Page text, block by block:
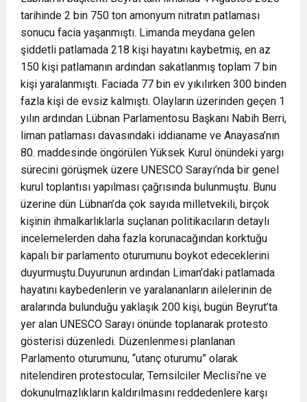
tarihinde 2 bin 750 ton amonyum nitratın patlaması
sonucu facia yaşanmıştı. Limanda meydana gelen
şiddetli patlamada 218 kişi hayatını kaybetmiş, en az
150 kişi patlamanın ardından sakatlanmış toplam 7 bin
kişi yaralanmıştı. Faciada 77 bin ev yıkılırken 300 binden
fazla kişi de evsiz kalmıştı. Olayların üzerinden geçen 1
yılın ardından Lübnan Parlamentosu Başkanı Nabih Berri,
liman patlaması davasındaki iddianame ve Anayasa’nın
80. maddesinde öngörülen Yüksek Kurul önündeki yargı
sürecini görüşmek üzere UNESCO Sarayı’nda bir genel
kurul toplantısı yapılması çağrısında bulunmuştu. Bunu
üzerine dün Lübnan’da çok sayıda milletvekili, birçok
kişinin ihmalkarlıklarla suçlanan politikacıların detaylı
incelemelerden daha fazla korunacağından korktuğu
kapalı bir parlamento oturumunu boykot edeceklerini
duyurmuştu.Duyurunun ardından Liman’daki patlamada
hayatını kaybedenlerin ve yaralananların ailelerinin de
aralarında bulunduğu yaklaşık 200 kişi, bugün Beyrut’ta
yer alan UNESCO Sarayı önünde toplanarak protesto
gösterisi düzenledi. Düzenlenmesi planlanan
Parlamento oturumunu, “utanç oturumu” olarak
nitelendiren protestocular, Temsilciler Meclisi’ne ve
dokunulmazlıkların kaldırılmasını reddedenlere karşı